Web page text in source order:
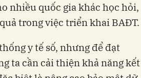
nhiều quốc gia khác học hỏi,
trong việc triển khai BAĐT.
y tế số, nhưng để đạt
ta cần cải thiện khả năng kết